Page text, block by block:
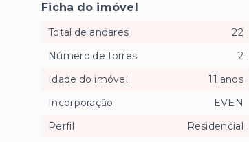
Ficha do imóvel
Total de andares
22
Número de torres
2
Idade do imóvel
11 anos
Incorporação
EVEN
Perfil
Residencial